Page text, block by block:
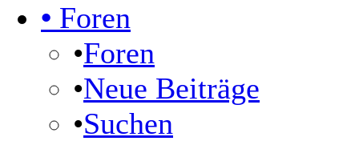
• Foren
•Foren
•Neue Beiträge
•Suchen